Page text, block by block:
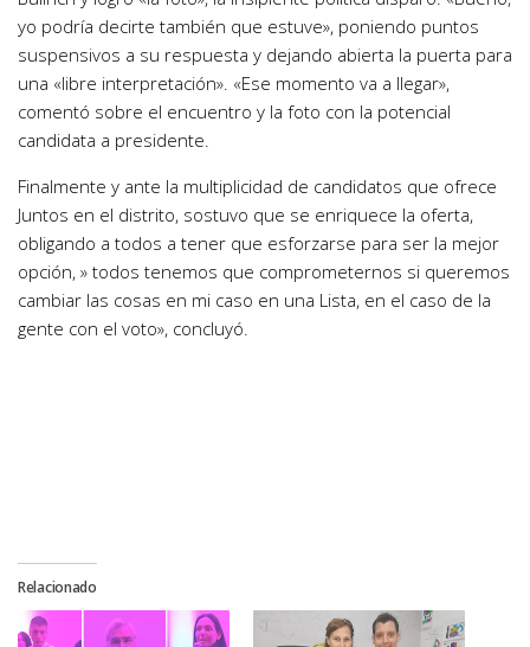
yo podría decirte también que estuve», poniendo puntos
suspensivos a su respuesta y dejando abierta la puerta para
una «libre interpretación». «Ese momento va a llegar»,
comentó sobre el encuentro y la foto con la potencial
candidata a presidente.
Finalmente y ante la multiplicidad de candidatos que ofrece
Juntos en el distrito, sostuvo que se enriquece la oferta,
obligando a todos a tener que esforzarse para ser la mejor
opción, » todos tenemos que comprometernos si queremos
cambiar las cosas en mi caso en una Lista, en el caso de la
gente con el voto», concluyó.
Relacionado